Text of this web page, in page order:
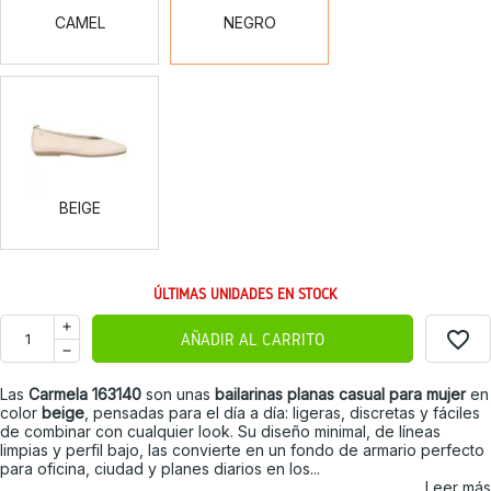
CAMEL NEGRO
BEIGE
ÚLTIMAS UNIDADES EN STOCK
AÑADIR AL CARRITO favorite_border
Las Carmela 163140 son unas bailarinas planas casual para mujeren
color beige , pensadas para el día a día: ligeras, discretas y fáciles
de combinar con cualquier look. Su diseño minimal, de líneas
limpias y perfil bajo, las convierte en un fondo de armario perfecto
para oficina, ciudad y planes diarios en los...
Leer más